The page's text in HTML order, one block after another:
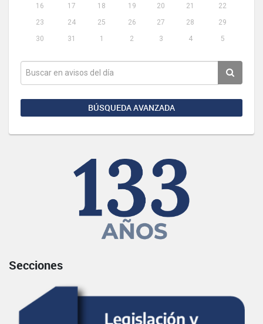
16
17 18 19 20 21
22
23
24 25 26 27 28
29
30
31 1 2 3 4 5
BÚSQUEDA AVANZADA
Secciones